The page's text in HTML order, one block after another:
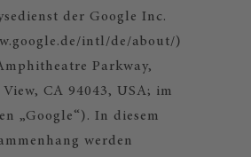
der Google Inc.
intl/de/about/)
Parkway,
CA 94043, USA; im
„Google“). In diesem
werden